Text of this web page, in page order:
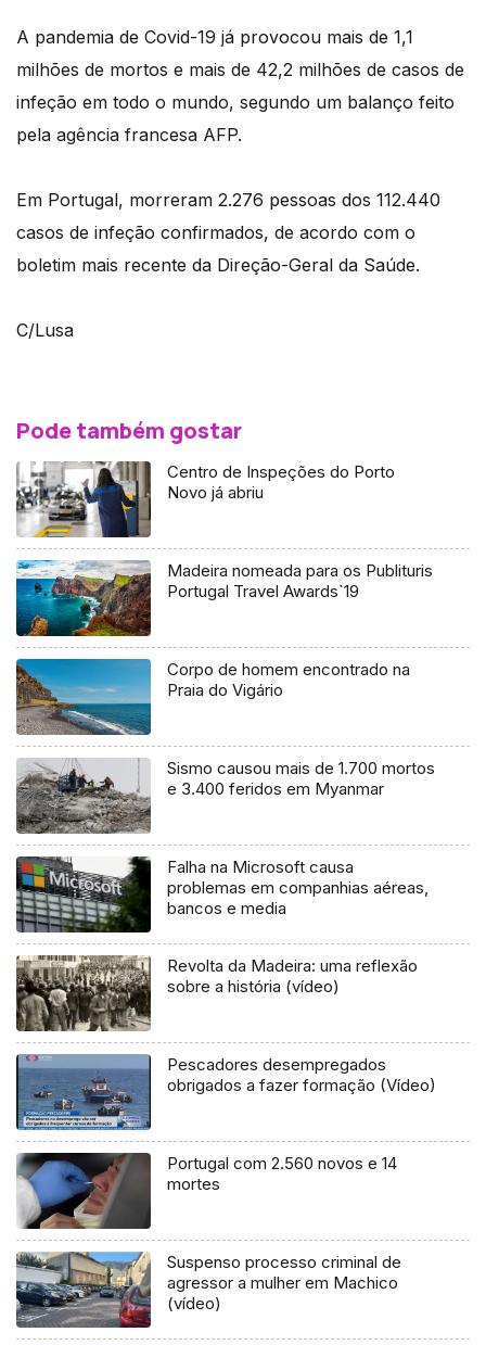
A pandemia de Covid-19 já provocou mais de 1,1
milhões de mortos e mais de 42,2 milhões de casos de
infeção em todo o mundo, segundo um balanço feito
pela agência francesa AFP.
Em Portugal, morreram 2.276 pessoas dos 112.440
casos de infeção confirmados, de acordo com o
boletim mais recente da Direção-Geral da Saúde.
C/Lusa
Pode também gostar
Centro de Inspeções do Porto
Novo já abriu
Madeira nomeada para os Publituris
Portugal Travel Awards`19
Corpo de homem encontrado na
Praia do Vigário
Sismo causou mais de 1.700 mortos
e 3.400 feridos em Myanmar
Falha na Microsoft causa
problemas em companhias aéreas,
bancos e media
Revolta da Madeira: uma reflexão
sobre a história (vídeo)
Pescadores desempregados
obrigados a fazer formação (Vídeo)
Portugal com 2.560 novos e 14
mortes
Suspenso processo criminal de
agressor a mulher em Machico
(vídeo)